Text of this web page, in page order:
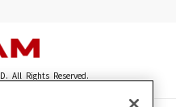
All Rights Reserved.